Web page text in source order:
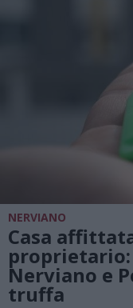
NERVIANO
Casa
proprietario:
Nerviano e
truffa